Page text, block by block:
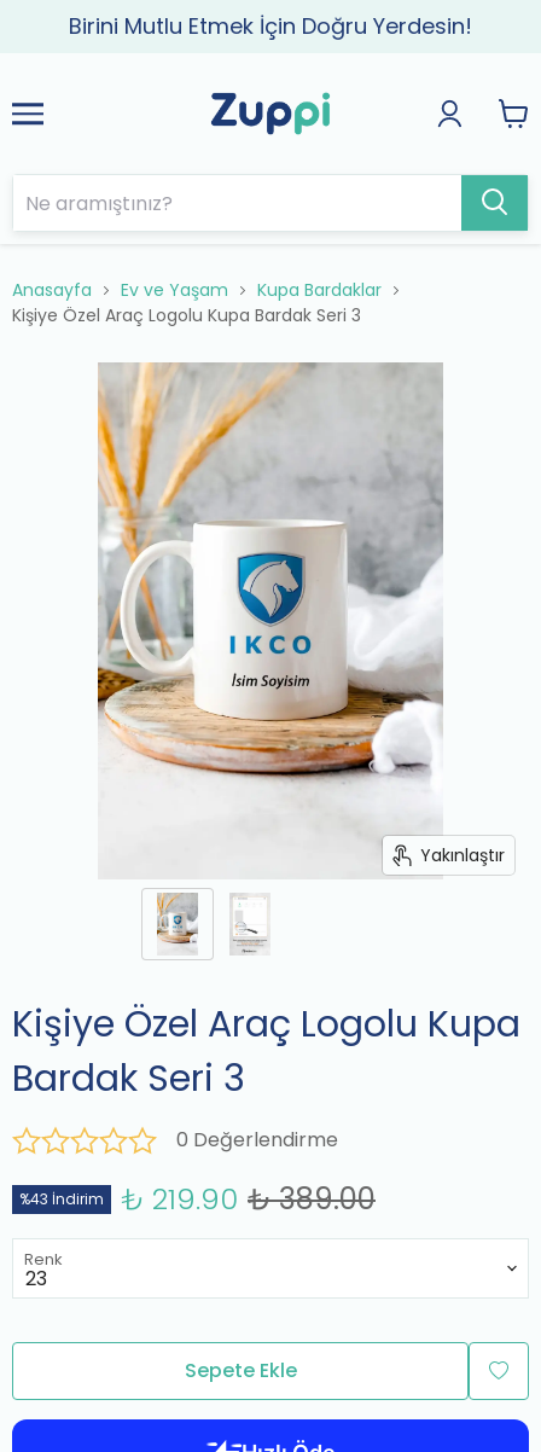
Birini Mutlu Etmek İçin Doğru Yerdesin!
Anasayfa Ev ve Yaşam
Kupa Bardaklar
Kişiye Özel Araç Logolu Kupa Bardak Seri 3
Yakınlaştır
Kişiye Özel Araç Logolu Kupa
Bardak Seri 3
0 Değerlendirme
%43 İndirim ₺ 219.90 ₺ 389.00
Renk
Sepete Ekle